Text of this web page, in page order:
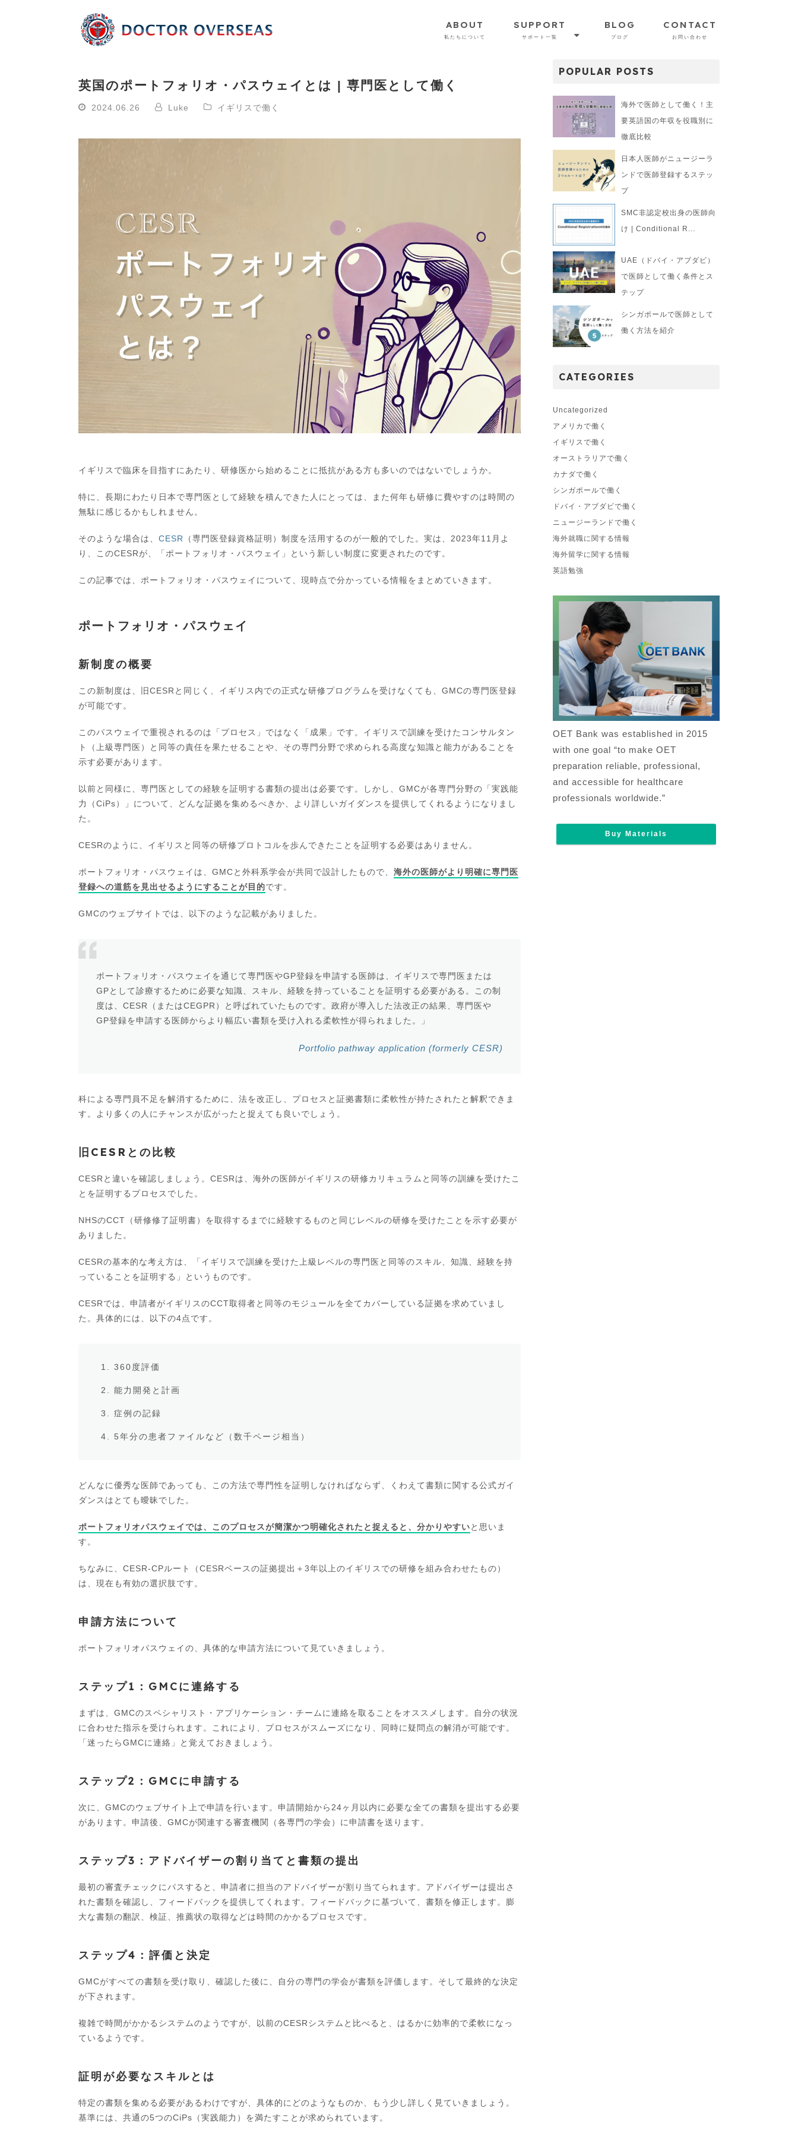
ABOUT
私たちについて
SUPPORT
サポート一覧
BLOG
ブログ
CONTACT
お問い合わせ
英国のポートフォリオ・パスウェイとは | 専門医として働く
2024.06.26 Luke イギリスで働く
イギリスで臨床を目指すにあたり、研修医から始めることに抵抗がある方も多いのではないでしょうか。
特に、長期にわたり日本で専門医として経験を積んできた人にとっては、また何年も研修に費やすのは時間の
無駄に感じるかもしれません。
そのような場合は、 CESR （専門医登録資格証明）制度を活用するのが一般的でした。実は、2023年11月よ
り、このCESRが、「ポートフォリオ・パスウェイ」という新しい制度に変更されたのです。
この記事では、ポートフォリオ・パスウェイについて、現時点で分かっている情報をまとめていきます。
ポートフォリオ・パスウェイ
新制度の概要
この新制度は、旧CESRと同じく、イギリス内での正式な研修プログラムを受けなくても、GMCの専門医登録
が可能です。
このパスウェイで重視されるのは「プロセス」ではなく「成果」です。イギリスで訓練を受けたコンサルタン
ト（上級専門医）と同等の責任を果たせることや、その専門分野で求められる高度な知識と能力があることを
示す必要があります。
以前と同様に、専門医としての経験を証明する書類の提出は必要です。しかし、GMCが各専門分野の「実践能
力（CiPs）」について、どんな証拠を集めるべきか、より詳しいガイダンスを提供してくれるようになりまし
た。
CESRのように、イギリスと同等の研修プロトコルを歩んできたことを証明する必要はありません。
ポートフォリオ・パスウェイは、GMCと外科系学会が共同で設計したもので、 海外の医師がより明確に専門医
登録への道筋を見出せるようにすることが目的です。
GMCのウェブサイトでは、以下のような記載がありました。
ポートフォリオ・パスウェイを通じて専門医やGP登録を申請する医師は、イギリスで専門医または
GPとして診療するために必要な知識、スキル、経験を持っていることを証明する必要がある。この制
度は、CESR（またはCEGPR）と呼ばれていたものです。政府が導入した法改正の結果、専門医や
GP登録を申請する医師からより幅広い書類を受け入れる柔軟性が得られました。」
Portfolio pathway application (formerly CESR)
科による専門員不足を解消するために、法を改正し、プロセスと証拠書類に柔軟性が持たされたと解釈できま
す。より多くの人にチャンスが広がったと捉えても良いでしょう。
旧CESRとの比較
CESRと違いを確認しましょう。CESRは、海外の医師がイギリスの研修カリキュラムと同等の訓練を受けたこ
とを証明するプロセスでした。
NHSのCCT（研修修了証明書）を取得するまでに経験するものと同じレベルの研修を受けたことを示す必要が
ありました。
CESRの基本的な考え方は、「イギリスで訓練を受けた上級レベルの専門医と同等のスキル、知識、経験を持
っていることを証明する」というものです。
CESRでは、申請者がイギリスのCCT取得者と同等のモジュールを全てカバーしている証拠を求めていまし
た。具体的には、以下の4点です。
360度評価
能力開発と計画
症例の記録
5年分の患者ファイルなど（数千ページ相当）
どんなに優秀な医師であっても、この方法で専門性を証明しなければならず、くわえて書類に関する公式ガイ
ダンスはとても曖昧でした。
ポートフォリオパスウェイでは、このプロセスが簡潔かつ明確化されたと捉えると、分かりやすいと思いま
す。
ちなみに、CESR-CPルート（CESRベースの証拠提出＋3年以上のイギリスでの研修を組み合わせたもの）
は、現在も有効の選択肢です。
申請方法について
ポートフォリオパスウェイの、具体的な申請方法について見ていきましょう。
ステップ1：GMCに連絡する
まずは、GMCのスペシャリスト・アプリケーション・チームに連絡を取ることをオススメします。自分の状況
に合わせた指示を受けられます。これにより、プロセスがスムーズになり、同時に疑問点の解消が可能です。
「迷ったらGMCに連絡」と覚えておきましょう。
ステップ2：GMCに申請する
次に、GMCのウェブサイト上で申請を行います。申請開始から24ヶ月以内に必要な全ての書類を提出する必要
があります。申請後、GMCが関連する審査機関（各専門の学会）に申請書を送ります。
ステップ3：アドバイザーの割り当てと書類の提出
最初の審査チェックにパスすると、申請者に担当のアドバイザーが割り当てられます。アドバイザーは提出さ
れた書類を確認し、フィードバックを提供してくれます。フィードバックに基づいて、書類を修正します。膨
大な書類の翻訳、検証、推薦状の取得などは時間のかかるプロセスです。
ステップ4：評価と決定
GMCがすべての書類を受け取り、確認した後に、自分の専門の学会が書類を評価します。そして最終的な決定
が下されます。
複雑で時間がかかるシステムのようですが、以前のCESRシステムと比べると、はるかに効率的で柔軟になっ
ているようです。
証明が必要なスキルとは
特定の書類を集める必要があるわけですが、具体的にどのようなものか、もう少し詳しく見ていきましょう。
基準には、共通の5つのCiPs（実践能力）を満たすことが求められています。
POPULAR POSTS
海外で医師として働く！主
要英語国の年収を役職別に
徹底比較
日本人医師がニュージーラ
ンドで医師登録するステッ
プ
SMC非認定校出身の医師向
け | Conditional R...
UAE（ドバイ・アブダビ）
で医師として働く条件とス
テップ
シンガポールで医師として
働く方法を紹介
CATEGORIES
Uncategorized
アメリカで働く
イギリスで働く
オーストラリアで働く
カナダで働く
シンガポールで働く
ドバイ・アブダビで働く
ニュージーランドで働く
海外就職に関する情報
海外留学に関する情報
英語勉強
OET Bank was established in 2015
with one goal “to make OET
preparation reliable, professional,
and accessible for healthcare
professionals worldwide.”
Buy Materials